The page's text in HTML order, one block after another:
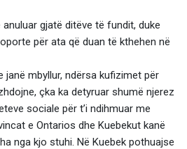
gjatë ditëve të fundit, duke
për ata që duan të kthehen në
janë mbyllur, ndërsa kufizimet për
çka ka detyruar shumë njerez
sociale për t’i ndihmuar me
e Ontarios dhe Kuebekut kanë
nga kjo stuhi. Në Kuebek pothuajse